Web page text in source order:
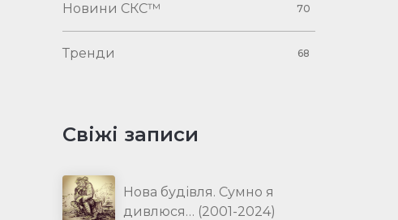
Новини СКС™ 70
Тренди 68
Свіжі записи
Нова будівля. Сумно я
дивлюся… (2001-2024)